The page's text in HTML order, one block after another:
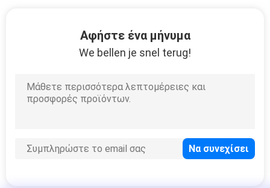
Αφήστε ένα μήνυμα
We bellen je snel terug!